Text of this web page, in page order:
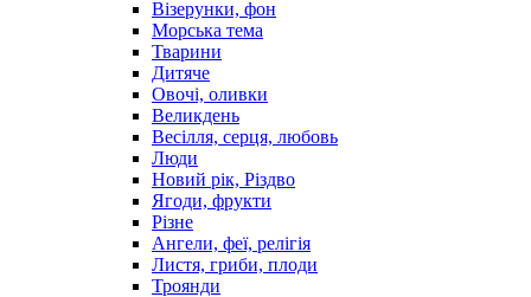
Візерунки, фон
Морська тема
Тварини
Дитяче
Овочі, оливки
Великдень
Весілля, серця, любовь
Люди
Новий рік, Різдво
Ягоди, фрукти
Різне
Ангели, феї, релігія
Листя, гриби, плоди
Троянди